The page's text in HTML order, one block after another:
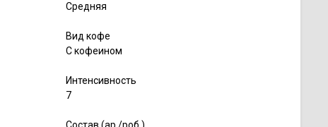
Средняя
Вид кофе
С кофеином
Интенсивность
7